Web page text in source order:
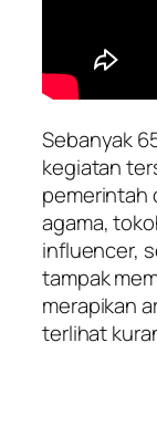
Sebanyak
kegiatan
pemerintah
agama,
influencer,
tampak
merapikan
terlihat